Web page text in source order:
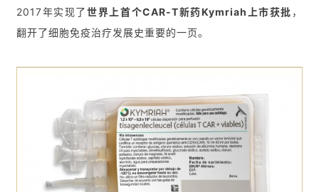
2017年实现了世界上首个CAR-T新药Kymriah上市获批 ，
翻开了细胞免疫治疗发展史重要的一页。